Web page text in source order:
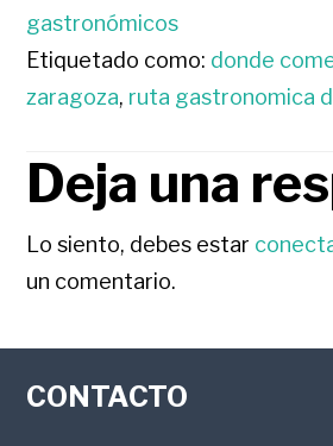
gastronómicos
Etiquetado como: donde
zaragoza, ruta gastronomica
CON
LOS
LECTORES
Deja una
Lo siento, debes estar
un comentario.
FOOTER
CONTACTO